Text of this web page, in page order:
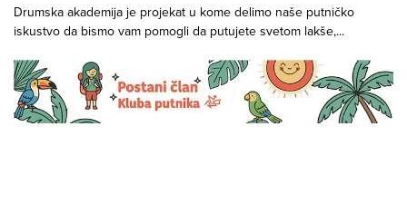
Drumska akademija je projekat u kome delimo naše putničko
iskustvo da bismo vam pomogli da putujete svetom lakše,...